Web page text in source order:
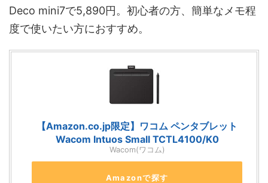
Deco mini7で5,890円。初心者の方、簡単なメモ程
度で使いたい方におすすめ。
【Amazon.co.jp限定】ワコム ペンタブレット
Wacom Intuos Small TCTL4100/K0
Wacom(ワコム)
Amazonで探す